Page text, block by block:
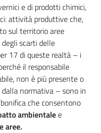
e di prodotti chimici,
attività produttive che,
sul territorio aree
scarti delle
17 di queste realtà – i
il responsabile
non è più presente o
normativa – sono in
che consentono
ambientalee
aree.